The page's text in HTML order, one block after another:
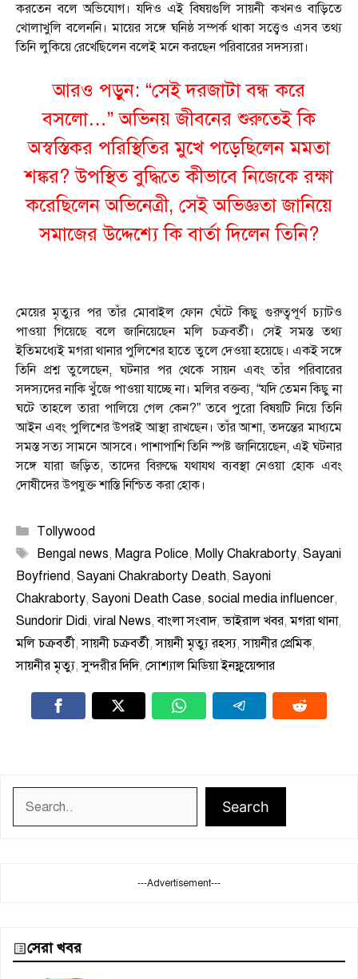
করতেন বলে অভিযোগ। যদিও এই বিষয়গুলি সায়নী কখনও বাড়িতে
খোলাখুলি বলেননি। মায়ের সঙ্গে ঘনিষ্ঠ সম্পর্ক থাকা সত্ত্বেও এসব তথ্য
তিনি লুকিয়ে রেখেছিলেন বলেই মনে করছেন পরিবারের সদস্যরা।
আরও পড়ুন: “সেই দরজাটা বন্ধ করে
বসলো…” অভিনয় জীবনের শুরুতেই কি
অস্বস্তিকর পরিস্থিতির মুখে পড়েছিলেন মমতা
শঙ্কর? উপস্থিত বুদ্ধিতে কীভাবে নিজেকে রক্ষা
করেছিলেন অভিনেত্রী, সেই অভিজ্ঞতা জানিয়ে
সমাজের উদ্দেশ্যে কি বার্তা দিলেন তিনি?
মেয়ের মৃত্যুর পর তাঁর মোবাইল ফোন ঘেঁটে কিছু গুরুত্বপূর্ণ চ্যাটও
পাওয়া গিয়েছে বলে জানিয়েছেন মলি চক্রবর্তী। সেই সমস্ত তথ্য
ইতিমধ্যেই মগরা থানার পুলিশের হাতে তুলে দেওয়া হয়েছে। একই সঙ্গে
তিনি প্রশ্ন তুলেছেন, ঘটনার পর থেকে সায়ন এবং তাঁর পরিবারের
সদস্যদের নাকি খুঁজে পাওয়া যাচ্ছে না। মলির বক্তব্য, “যদি তেমন কিছু না
ঘটে তাহলে তারা পালিয়ে গেল কেন?” তবে পুরো বিষয়টি নিয়ে তিনি
আইন এবং পুলিশের উপরই আস্থা রাখছেন। তাঁর আশা, তদন্তের মাধ্যমে
সমস্ত সত্য সামনে আসবে। পাশাপাশি তিনি স্পষ্ট জানিয়েছেন, এই ঘটনার
সঙ্গে যারা জড়িত, তাদের বিরুদ্ধে যথাযথ ব্যবস্থা নেওয়া হোক এবং
দোষীদের উপযুক্ত শাস্তি নিশ্চিত করা হোক।
Categories
Tollywood
Tags
Bengal news, Magra Police, Molly Chakraborty, Sayani
Boyfriend, Sayani Chakraborty Death, Sayoni
Chakraborty, Sayoni Death Case, social media influencer,
Sundorir Didi, viral News,বাংলা সংবাদ,ভাইরাল খবর,মগরা থানা,
মলি চক্রবর্তী,সায়নী চক্রবর্তী,সায়নী মৃত্যু রহস্য,সায়নীর প্রেমিক,
সায়নীর মৃত্যু,সুন্দরীর দিদি, সোশ্যাল মিডিয়া ইনফ্লুয়েন্সার
Search
---Advertisement---
সেরা খবর